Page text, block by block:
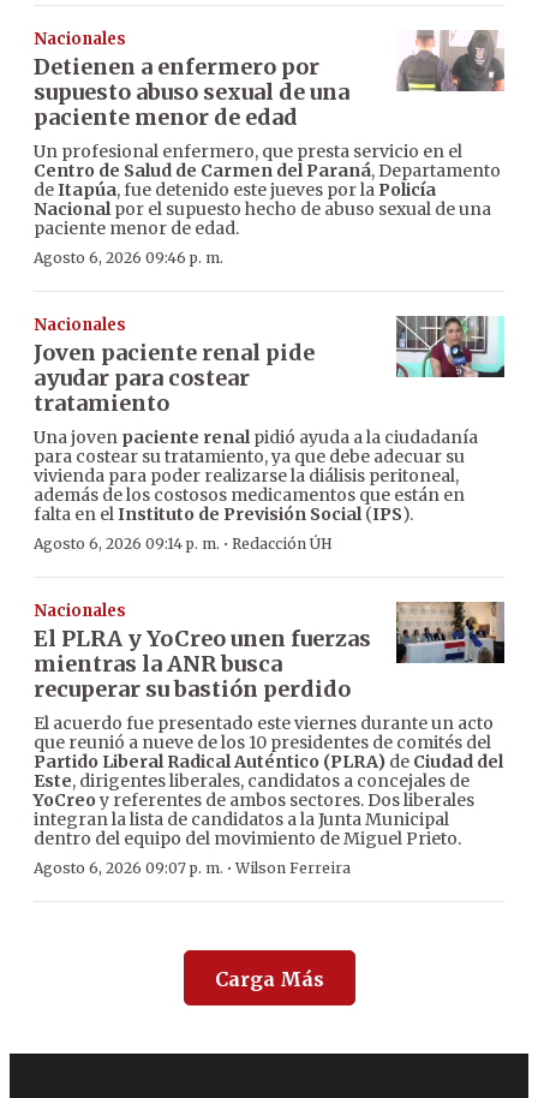
Nacionales
Detienen a enfermero por
supuesto abuso sexual de una
paciente menor de edad
Un profesional enfermero, que presta servicio en el
Centro de Salud de Carmen del Paraná, Departamento
deItapúa, fue detenido este jueves por la Policía
Nacionalpor el supuesto hecho de abuso sexual de una
paciente menor de edad.
Agosto 6, 2026 09:46 p. m.
Nacionales
Joven paciente renal pide
ayudar para costear
tratamiento
Una joven paciente renalpidió ayuda a la ciudadanía
para costear su tratamiento, ya que debe adecuar su
vivienda para poder realizarse la diálisis peritoneal,
además de los costosos medicamentos que están en
falta en elInstituto de Previsión Social(IPS).
Agosto 6, 2026 09:14 p. m. · Redacción ÚH
Nacionales
El PLRA y YoCreo unen fuerzas
mientras la ANR busca
recuperar su bastión perdido
El acuerdo fue presentado este viernes durante un acto
que reunió a nueve de los 10 presidentes de comités del
Partido Liberal Radical Auténtico (PLRA) de Ciudad del
Este, dirigentes liberales, candidatos a concejales de
YoCreo y referentes de ambos sectores. Dos liberales
integran la lista de candidatos a la Junta Municipal
dentro del equipo del movimiento de Miguel Prieto.
Agosto 6, 2026 09:07 p. m. ·Wilson Ferreira
Carga Más